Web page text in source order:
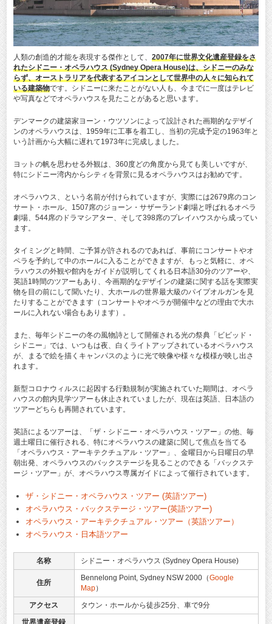
人類の創造的才能を表現する傑作として、 2007年に世界文化遺産登録をさ
れたシドニー・オペラハウス (Sydney Opera House)は、シドニーのみな
らず、オーストラリアを代表するアイコンとして世界中の人々に知られて
いる建築物です。シドニーに来たことがない人も、今までに一度はテレビ
や写真などでオペラハウスを見たことがあると思います。
デンマークの建築家ヨーン・ウツソンによって設計された画期的なデザイ
ンのオペラハウスは、1959年に工事を着工し、当初の完成予定の1963年と
いう計画から大幅に遅れて1973年に完成しました。
ヨットの帆を思わせる外観は、360度どの角度から見ても美しいですが、
特にシドニー湾内からシティを背景に見るオペラハウスはお勧めです。
オペラハウス、という名前が付けられていますが、実際には2679席のコン
サート・ホール、1507席のジョーン・サザーランド劇場と呼ばれるオペラ
劇場、544席のドラマシアター、そして398席のプレイハウスから成ってい
ます。
タイミングと時間、ご予算が許されるのであれば、事前にコンサートやオ
ペラを予約して中のホールに入ることができますが、もっと気軽に、オペ
ラハウスの外観や館内をガイドが説明してくれる日本語30分のツアーや、
英語1時間のツアーもあり、今画期的なデザインの建築に関する話を実際実
物を目の前にして聞いたり、大ホールの世界最大級のパイプオルガンを見
たりすることができます（コンサートやオペラが開催中などの理由で大ホ
ールに入れない場合もあります）。
また、毎年シドニーの冬の風物詩として開催される光の祭典「ビビッド・
シドニー」では、いつもは夜、白くライトアップされているオペラハウス
が、まるで絵を描くキャンパスのように光で映像や様々な模様が映し出さ
れます。
新型コロナウィルスに起因する行動規制が実施されていた期間は、オペラ
ハウスの館内見学ツアーも休止されていましたが、現在は英語、日本語の
ツアーどちらも再開されています。
英語によるツアーは、「ザ・シドニー・オペラハウス・ツアー」の他、毎
週土曜日に催行される、特にオペラハウスの建築に関して焦点を当てる
「オペラハウス・アーキテクチュアル・ツアー」、金曜日から日曜日の早
朝出発、オペラハウスのバックステージを見ることのできる「バックステ
ージ・ツアー」が、オペラハウス専属ガイドによって催行されています。
ザ・シドニー・オペラハウス・ツアー (英語ツアー)
オペラハウス・バックステージ・ツアー(英語ツアー)
オペラハウス・アーキテクチュアル・ツアー（英語ツアー）
オペラハウス・日本語ツアー
名称 シドニー・オペラハウス (Sydney Opera House)
住所
Bennelong Point, Sydney NSW 2000（Google
Map）
アクセス
タウン・ホールから徒歩25分、車で9分